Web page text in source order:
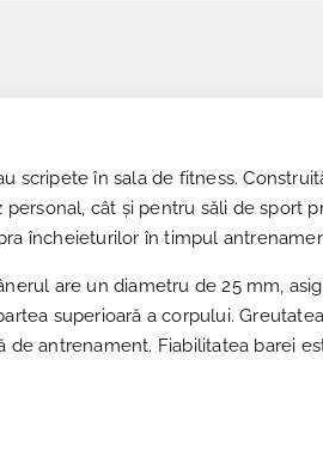
scripete în sala de fitness.
cât și pentru săli de sport
încheieturilor în timpul
are un diametru de 25 mm,
superioară a corpului.
antrenament. Fiabilitatea barei